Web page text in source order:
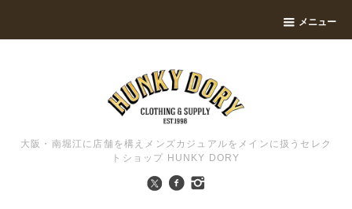
メニュー
大阪・南堀江に店舗を構えメンズカジュアルをメインに扱うセレク
トショップ HUNKY DORY